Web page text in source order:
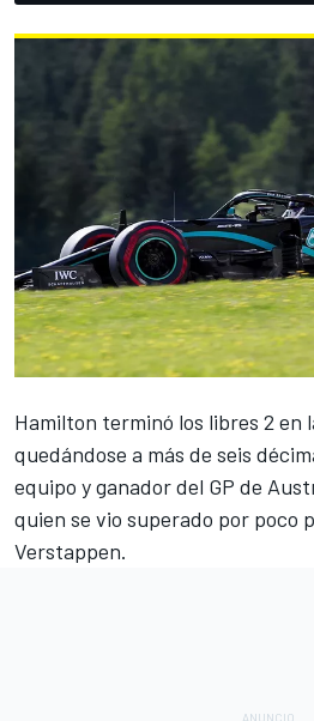
Hamilton terminó los libres 2 en
quedándose a más de seis
equipo y ganador del GP de
quien se vio superado por poco
Verstappen.